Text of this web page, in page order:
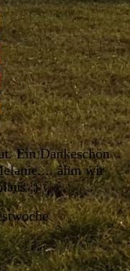
Ein Dankeschön
ähm wir
;)